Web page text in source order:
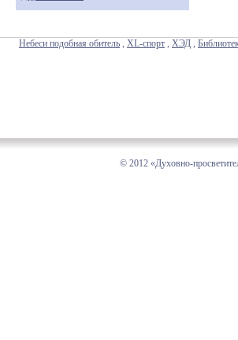
Небеси подобная обитель , XL-спорт , ХЭД ,
© 2012 «Духовно-